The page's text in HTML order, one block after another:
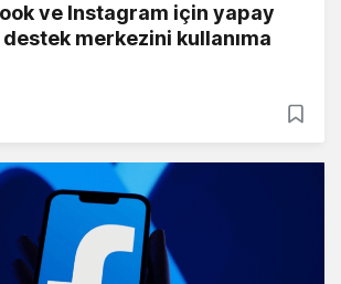
ve Instagram için yapay
destek merkezini kullanıma